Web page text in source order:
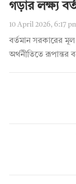
গড়ার লক্ষ্য
10 April 2026, 6:17
বর্তমান সরকারের
অর্থনীতিতে রূপান্তর